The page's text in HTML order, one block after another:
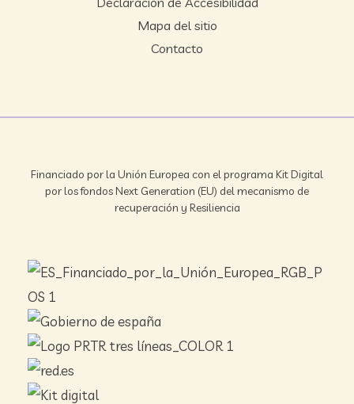
Mapa del sitio
Contacto
Financiado por la Unión Europea con el programa Kit Digital
por los fondos Next Generation (EU) del mecanismo de
recuperación y Resiliencia